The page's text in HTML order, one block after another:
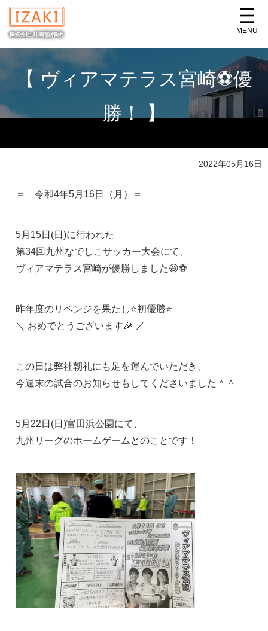
MENU
【 ヴィアマテラス宮崎⚽優
勝！ 】
2022年05月16日
＝ 令和4年5月16日（月）＝
5月15日(日)に行われた
第34回九州なでしこサッカー大会にて、
ヴィアマテラス宮崎が優勝しました😆⚽
昨年度のリベンジを果たし⭐初優勝⭐
＼ おめでとうございます🎉 ／
この日は弊社朝礼にも足を運んでいただき、
今週末の試合のお知らせもしてくださいました＾＾
5月22日(日)富田浜公園にて、
九州リーグのホームゲームとのことです！